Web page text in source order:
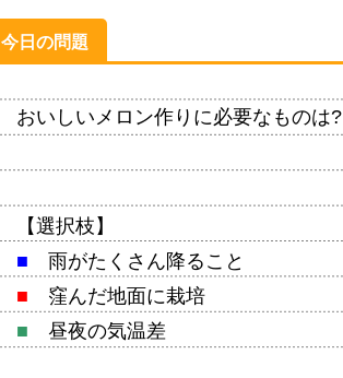
今日の問題
おいしいメロン作りに必要なものは?
【選択枝】
■ 雨がたくさん降ること
■ 窪んだ地面に栽培
■ 昼夜の気温差